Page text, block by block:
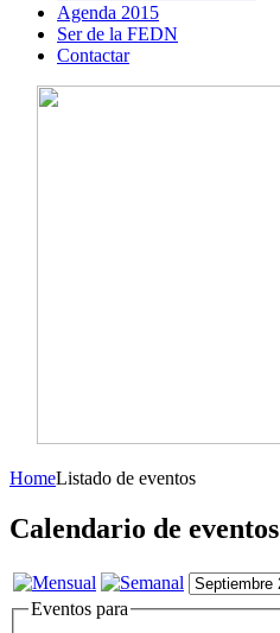
Agenda 2015
Ser de la FEDN
Contactar
HomeListado de eventos
Calendario de eventos
Eventos para